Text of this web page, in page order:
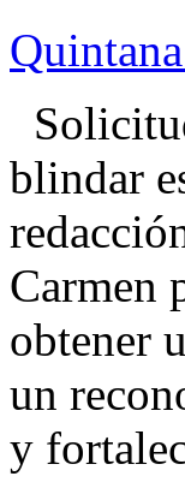
blindar
Carmen
obtener
un
y